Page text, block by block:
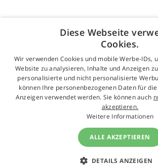
Diese Webseite
Cookies.
Wir verwenden Cookies und mobile Werbe-IDs,
Website zu analysieren, Inhalte und Anzeigen
personalisierte und nicht personalisierte
können Ihre personenbezogenen Daten für
Anzeigen verwendet werden. Sie können auch
akzeptieren.
Weitere Informationen
ALLE AKZEPTIEREN
DETAILS ANZEIGEN